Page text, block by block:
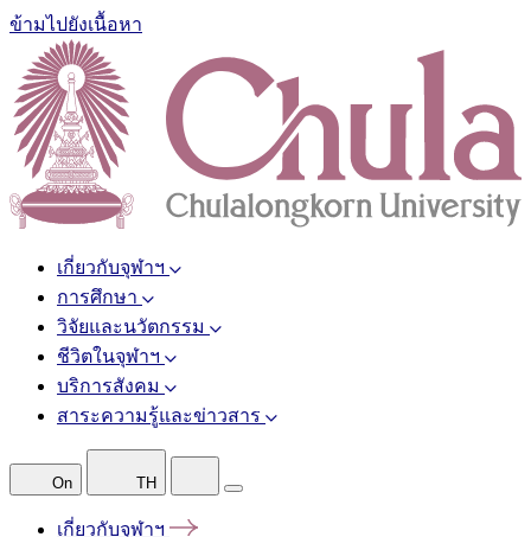
ข้ามไปยังเนื้อหา
เกี่ยวกับจุฬาฯ
การศึกษา
วิจัยและนวัตกรรม
ชีวิตในจุฬาฯ
บริการสังคม
สาระความรู้และข่าวสาร
On TH
เกี่ยวกับจุฬาฯ